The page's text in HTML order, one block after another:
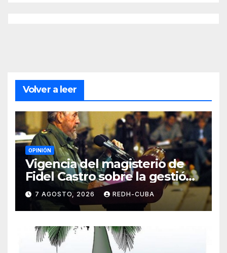
Volver a leer
OPINIÓN
Vigencia del magisterio de
Fidel Castro sobre la gestión
del liderazgo revolucionario.
Por Jorge Luís Guach Estévez
7 AGOSTO, 2026 REDH-CUBA